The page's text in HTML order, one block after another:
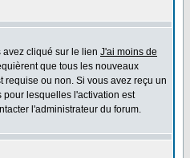
avez cliqué sur le lien J'ai moins de
que tous les nouveaux
ou non. Si vous avez reçu un
pour lesquelles l'activation est
l'administrateur du forum.